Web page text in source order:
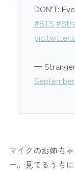
DON’T:
#BTS
— Stranger
September
マイクのお姉ち
ー。見てるうち